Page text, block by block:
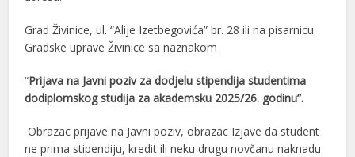
Grad Živinice, ul. “Alije Izetbegovića” br. 28 ili na pisarnicu
Gradske uprave Živinice sa naznakom
“Prijava na Javni poziv za dodjelu stipendija studentima
dodiplomskog studija za akademsku 2025/26. godinu”.
Obrazac prijave na Javni poziv, obrazac Izjave da student
ne prima stipendiju, kredit ili neku drugu novčanu naknadu